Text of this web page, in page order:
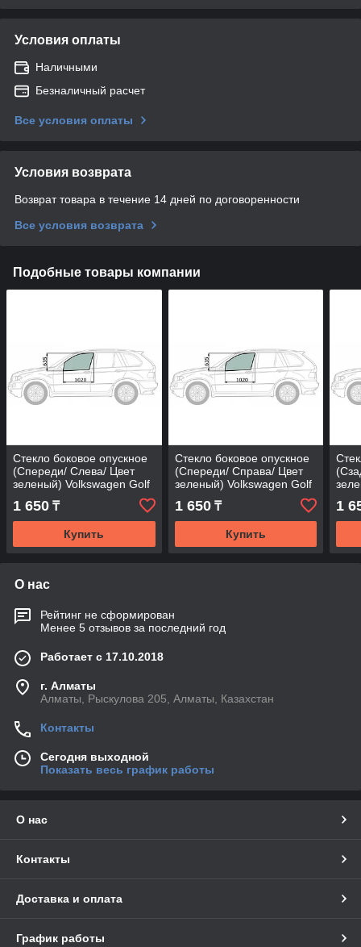
Условия оплаты
Наличными
Безналичный расчет
Все условия оплаты
Условия возврата
Возврат товара в течение 14 дней по договоренности
Все условия возврата
Подобные товары компании
Стекло боковое опускное
(Спереди/ Слева/ Цвет
зеленый) Volkswagen Golf
87-91 / Jetta 84-91
1 650 ₸
Купить
Стекло боковое опускное
(Спереди/ Справа/ Цвет
зеленый) Volkswagen Golf
87-91 / Jetta 84-91
1 650₸
Купить
1
О нас
Рейтинг не сформирован
Менее 5 отзывов за последний год
Работает с 17.10.2018
г. Алматы
Алматы, Рыскулова 205, Алматы, Казахстан
Контакты
Сегодня выходной
Показать весь график работы
О нас
Контакты
Доставка и оплата
График работы